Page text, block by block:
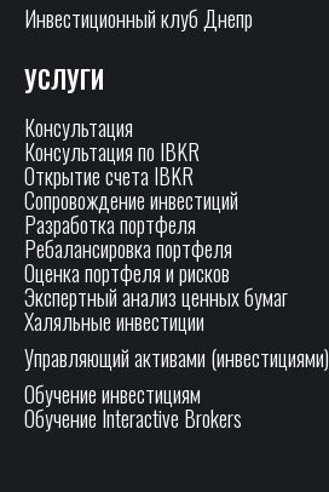
Инвестиционный клуб Днепр
УСЛУГИ
Консультация
Консультация по IBKR
Открытие счета IBKR
Сопровождение инвестиций
Разработка портфеля
Ребалансировка портфеля
Оценка портфеля и рисков
Экспертный анализ ценных бумаг
Халяльные инвестиции
Управляющий активами (инвестициями)
Обучение инвестициям
Обучение Interactive Brokers